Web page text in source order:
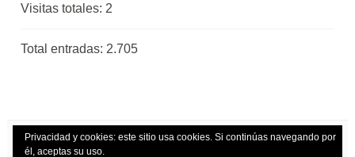
Visitas totales: 2
Total entradas:2.705
Privacidad y cookies: este sitio usa cookies. Si continúas navegando por
él, aceptas su uso.